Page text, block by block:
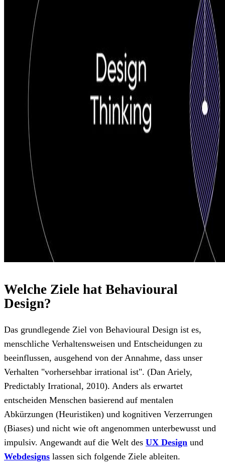
Welche Ziele hat Behavioural
Design?
Das grundlegende Ziel von Behavioural Design ist es,
menschliche Verhaltensweisen und Entscheidungen zu
beeinflussen, ausgehend von der Annahme, dass unser
Verhalten "vorhersehbar irrational ist". (Dan Ariely,
Predictably Irrational, 2010). Anders als erwartet
entscheiden Menschen basierend auf mentalen
Abkürzungen (Heuristiken) und kognitiven Verzerrungen
(Biases) und nicht wie oft angenommen unterbewusst und
impulsiv. Angewandt auf die Welt des UX Design und
Webdesigns lassen sich folgende Ziele ableiten.